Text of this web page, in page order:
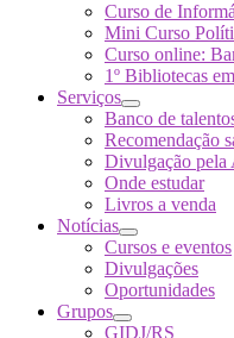
Curso de
Mini Curso
Curso online:
1º Bibliotecas
Serviços
Banco de
Recomendação
Divulgação pela
Onde estudar
Livros a venda
Notícias
Cursos e eventos
Divulgações
Oportunidades
Grupos
GIDJ/RS